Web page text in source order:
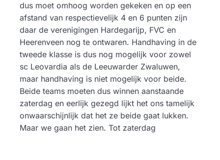
dus moet omhoog worden gekeken en op een
afstand van respectievelijk 4 en 6 punten zijn
daar de verenigingen Hardegarijp, FVC en
Heerenveen nog te ontwaren. Handhaving in de
tweede klasse is dus nog mogelijk voor zowel
sc Leovardia als de Leeuwarder Zwaluwen,
maar handhaving is niet mogelijk voor beide.
Beide teams moeten dus winnen aanstaande
zaterdag en eerlijk gezegd lijkt het ons tamelijk
onwaarschijnlijk dat het ze beide gaat lukken.
Maar we gaan het zien. Tot zaterdag